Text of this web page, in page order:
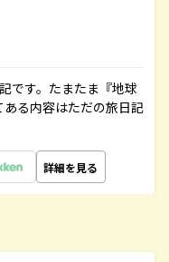
です。たまたま『地球
る内容はただの旅日記
詳細を見る